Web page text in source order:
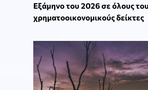
Εξάμηνο του 2026 σε όλους
χρηματοοικονομικούς δείκτες